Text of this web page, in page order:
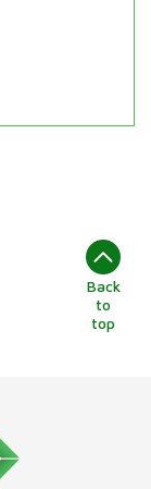
Back
to
top